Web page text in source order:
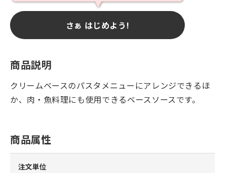
さぁ はじめよう!
商品説明
クリームベースのパスタメニューにアレンジできるほ
か、肉・魚料理にも使用できるベースソースです。
商品属性
注文単位